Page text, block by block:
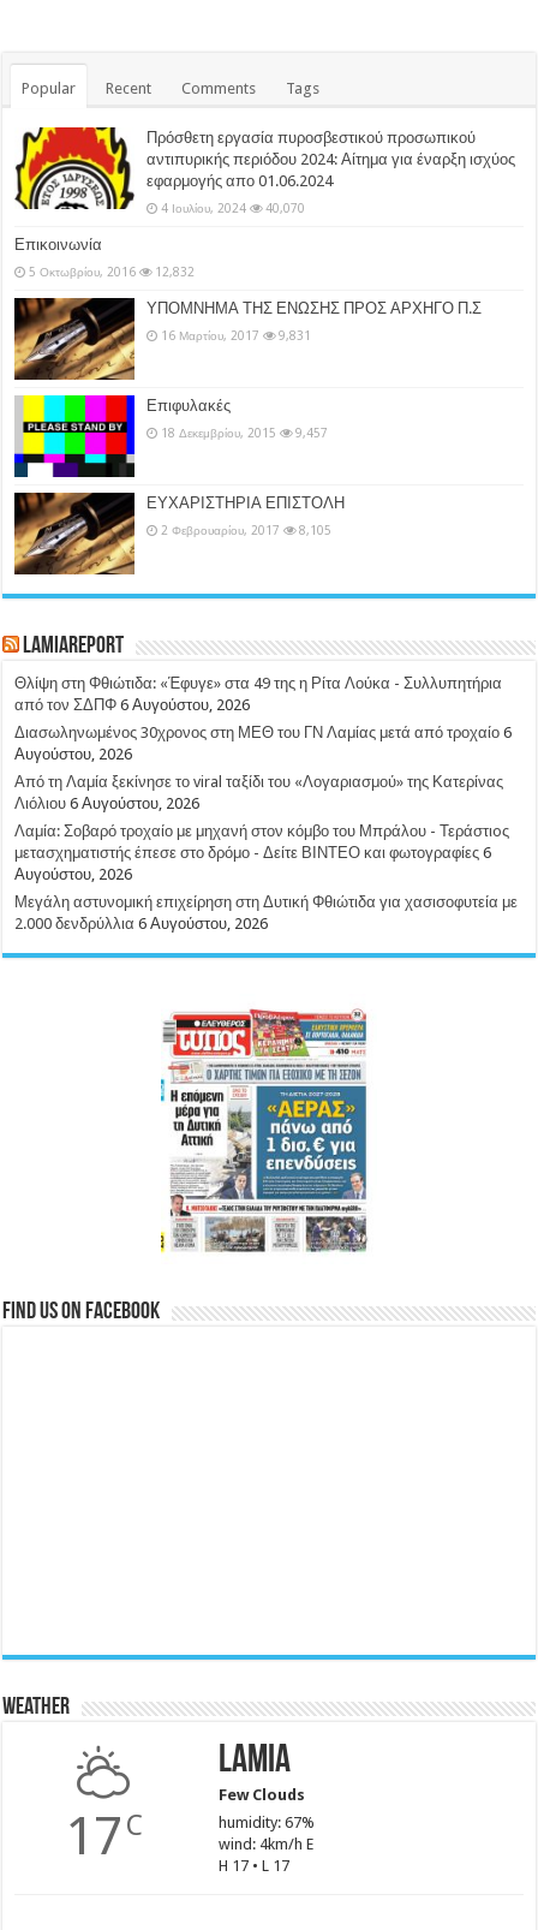
Popular Recent Comments Tags
Πρόσθετη εργασία πυροσβεστικού προσωπικού
αντιπυρικής περιόδου 2024: Αίτημα για έναρξη ισχύος
εφαρμογής απο 01.06.2024
4 Ιουλίου, 2024 40,070
Επικοινωνία
5 Οκτωβρίου, 2016 12,832
ΥΠΟΜΝΗΜΑ ΤΗΣ ΕΝΩΣΗΣ ΠΡΟΣ ΑΡΧΗΓΟ Π.Σ
16 Μαρτίου, 2017 9,831
Επιφυλακές
18 Δεκεμβρίου, 2015 9,457
ΕΥΧΑΡΙΣΤΗΡΙΑ ΕΠΙΣΤΟΛΗ
2 Φεβρουαρίου, 2017 8,105
LamiaReport
Θλίψη στη Φθιώτιδα: «Έφυγε» στα 49 της η Ρίτα Λούκα - Συλλυπητήρια
από τον ΣΔΠΦ 6 Αυγούστου, 2026
Διασωληνωμένος 30χρονος στη ΜΕΘ του ΓΝ Λαμίας μετά από τροχαίο 6
Αυγούστου, 2026
Από τη Λαμία ξεκίνησε το viral ταξίδι του «Λογαριασμού» της Κατερίνας
Λιόλιου 6 Αυγούστου, 2026
Λαμία: Σοβαρό τροχαίο με μηχανή στον κόμβο του Μπράλου - Τεράστιoς
μετασχηματιστής έπεσε στο δρόμο - Δείτε ΒΙΝΤΕΟ και φωτογραφίες 6
Αυγούστου, 2026
Μεγάλη αστυνομική επιχείρηση στη Δυτική Φθιώτιδα για χασισοφυτεία με
2.000 δενδρύλλια 6 Αυγούστου, 2026
Find us on Facebook
Weather
17 C
Lamia
Few Clouds
humidity: 67%
wind: 4km/h E
H 17 • L 17